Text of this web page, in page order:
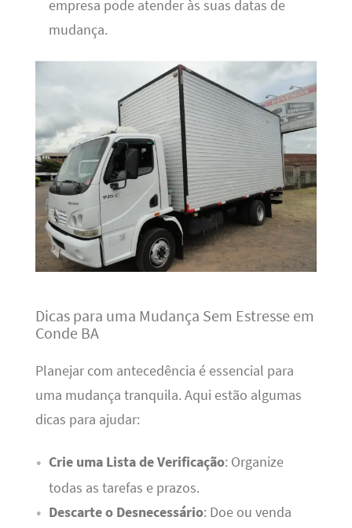
empresa pode atender às suas datas de
mudança.
Dicas para uma Mudança Sem Estresse em
Conde BA
Planejar com antecedência é essencial para
uma mudança tranquila. Aqui estão algumas
dicas para ajudar:
Crie uma Lista de Verificação: Organize
todas as tarefas e prazos.
Descarte o Desnecessário: Doe ou venda